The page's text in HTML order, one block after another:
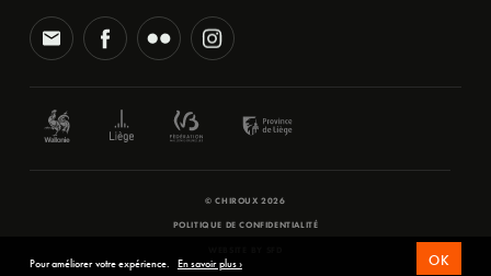
© CHIROUX 2026
POLITIQUE DE CONFIDENTIALITÉ
Pour améliorer votre expérience. En savoir plus › OK